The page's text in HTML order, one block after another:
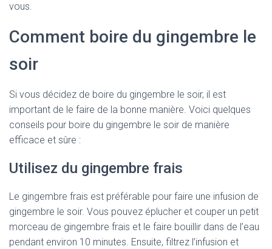
vous.
Comment boire du gingembre le
soir
Si vous décidez de boire du gingembre le soir, il est
important de le faire de la bonne manière. Voici quelques
conseils pour boire du gingembre le soir de manière
efficace et sûre :
Utilisez du gingembre frais
Le gingembre frais est préférable pour faire une infusion de
gingembre le soir. Vous pouvez éplucher et couper un petit
morceau de gingembre frais et le faire bouillir dans de l’eau
pendant environ 10 minutes. Ensuite, filtrez l’infusion et